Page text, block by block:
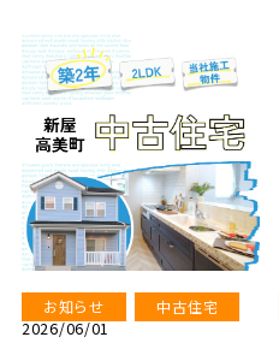
お知らせ
中古住宅
2026/06/01